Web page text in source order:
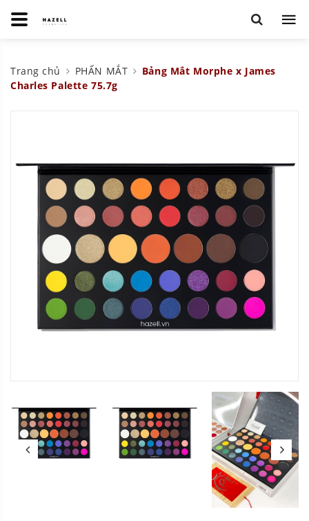
Trang chủ PHẤN MẮT
Bảng Mắt Morphe x James
Charles Palette 75.7g